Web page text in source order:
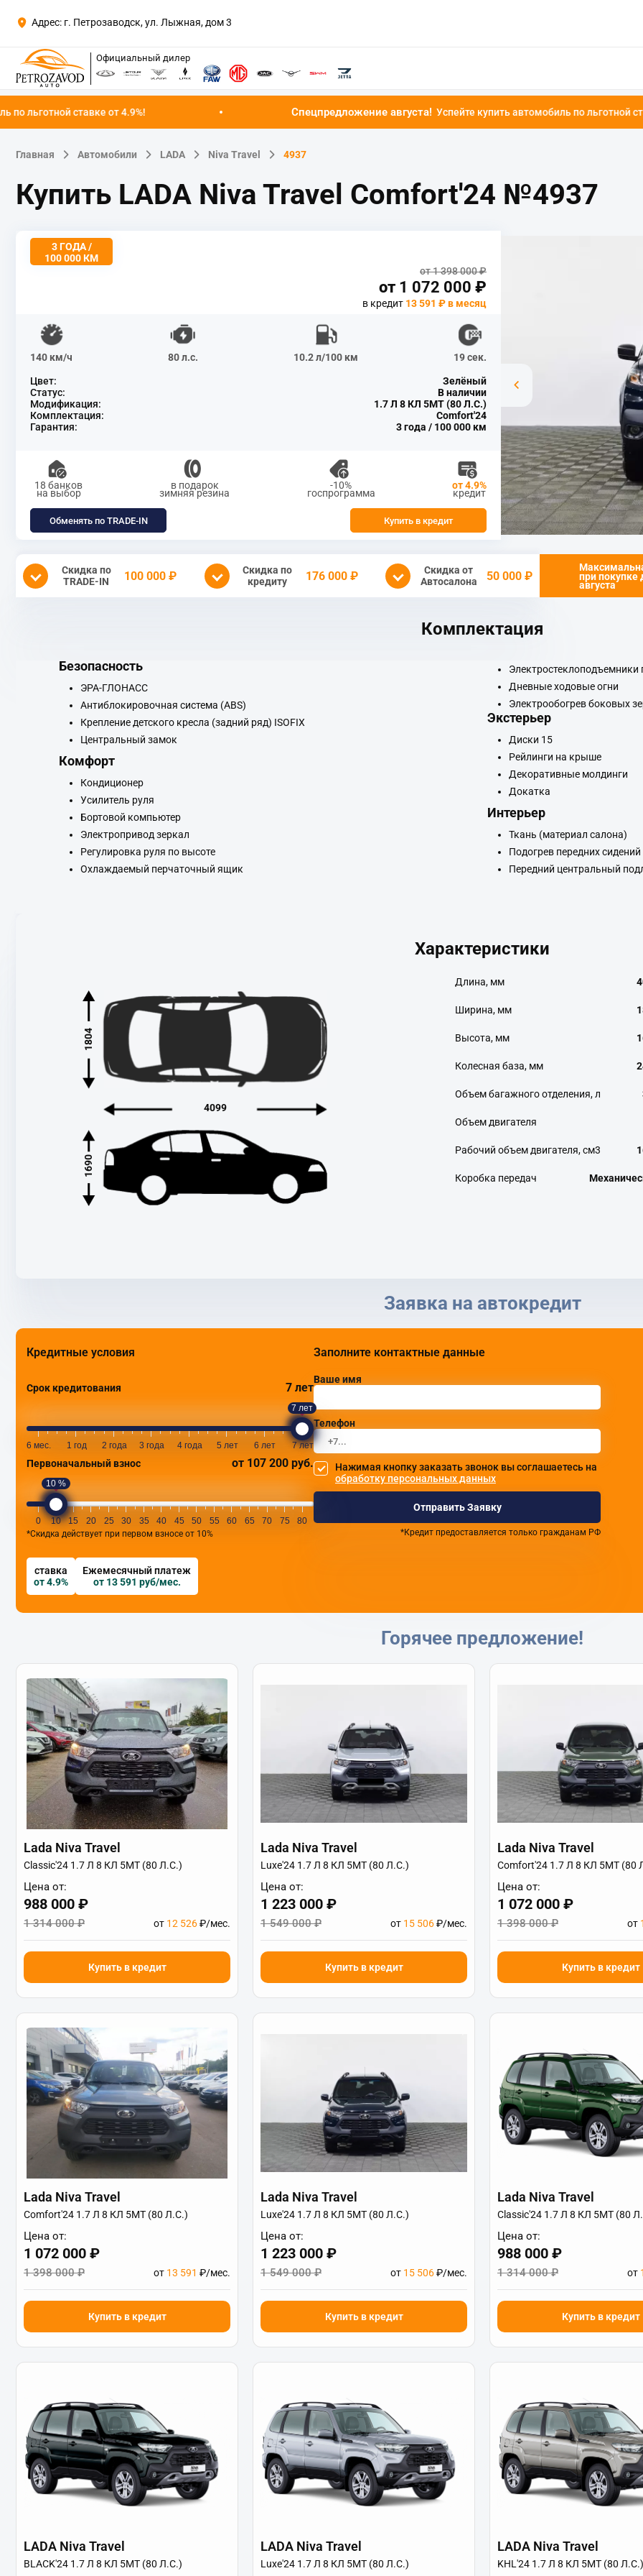
Адрес: г. Петрозаводск, ул. Лыжная, дом 3
Официальный дилер
от 4.9%! Спецпредложение августа!Успейте купить автомобиль по льготной ставке от 4.9%!
Главная Автомобили LADA Niva Travel 4937
Купить LADA Niva Travel Comfort'24 №4937
3 ГОДА /
100 000 КМ
от 1 398 000 ₽
от 1 072 000 ₽
в кредит 13 591 ₽ в месяц
140 км/ч 80 л.с. 10.2 л/100 км 19 сек.
Цвет:
Зелёный
Статус:
В наличии
Модификация:
1.7 Л 8 КЛ 5МТ (80 Л.С.)
Комплектация:
Comfort'24
Гарантия:
3 года / 100 000 км
18 банков
на выбор
в подарок
зимняя резина
-10%
госпрограмма
от 4.9%
кредит
Обменять по TRADE-IN Купить в кредит
Скидка по
TRADE-IN
100 000 ₽
Скидка по
кредиту
176 000 ₽
Скидка от
Автосалона
50 000 ₽
при покупке
августа
Комплектация
Безопасность
ЭРА-ГЛОНАСС
Антиблокировочная система (ABS)
Крепление детского кресла (задний ряд) ISOFIX
Центральный замок
Комфорт
Кондиционер
Усилитель руля
Бортовой компьютер
Электропривод зеркал
Регулировка руля по высоте
Охлаждаемый перчаточный ящик
Электростеклоподъемники
Дневные ходовые огни
Электрообогрев боковых
Экстерьер
Диски 15
Рейлинги на крыше
Декоративные молдинги
Докатка
Интерьер
Ткань (материал салона)
Подогрев передних сидений
Передний центральный
Характеристики
4099
1804
1690
Длина, мм
Ширина, мм
Высота, мм
Колесная база, мм
Объем багажного отделения, л
Объем двигателя
Рабочий объем двигателя, см3
Коробка передач
Заявка на автокредит
Кредитные условия
Срок кредитования 7 лет
7 лет
6 мес. 1 год 2 года 3 года 4 года 5 лет 6 лет 7 лет
Первоначальный взнос от 107 200 руб.
10 %
0 10 15 20 25 30 35 40 45 50 55 60 65 70 75
80
*Скидка действует при первом взносе от 10%
ставка
от 4.9%
Ежемесячный платеж
от 13 591 руб/мес.
Заполните контактные данные
Ваше имя
Телефон
Нажимая кнопку заказать звонок вы соглашаетесь на
обработку персональных данных
Отправить Заявку
*Кредит предоставляется только гражданам РФ
Горячее предложение!
Lada Niva Travel
Classic'24 1.7 Л 8 КЛ 5МТ (80 Л.С.)
Цена от:
988 000 ₽
1 314 000 ₽ от 12 526₽/мес.
Купить в кредит
Lada Niva Travel
Luxe'24 1.7 Л 8 КЛ 5МТ (80 Л.С.)
Цена от:
1 223 000 ₽
1 549 000 ₽ от 15 506₽/мес.
Купить в кредит
Lada Niva Travel
Comfort'24 1.7 Л 8 КЛ 5МТ (80
Цена от:
1 072 000 ₽
1 398 000 ₽ от
Купить в кредит
Lada Niva Travel
Comfort'24 1.7 Л 8 КЛ 5МТ (80 Л.С.)
Цена от:
1 072 000 ₽
1 398 000 ₽ от 13 591 ₽/мес.
Купить в кредит
Lada Niva Travel
Luxe'24 1.7 Л 8 КЛ 5МТ (80 Л.С.)
Цена от:
1 223 000 ₽
1 549 000 ₽ от 15 506₽/мес.
Купить в кредит
Lada Niva Travel
Classic'24 1.7 Л 8 КЛ 5МТ (80
Цена от:
988 000 ₽
1 314 000 ₽ от
Купить в кредит
LADA Niva Travel
BLACK'24 1.7 Л 8 КЛ 5МТ (80 Л.С.)
LADA Niva Travel
Luxe'24 1.7 Л 8 КЛ 5МТ (80 Л.С.)
LADA Niva Travel
KHL'24 1.7 Л 8 КЛ 5МТ (80 Л.С.)